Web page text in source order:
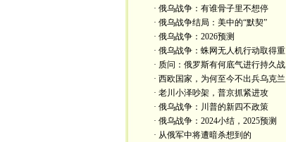
· 俄乌战争：有谁骨子里不想停
· 俄乌战争结局：美中的“默契”
· 俄乌战争：2026预测
· 俄乌战争：蛛网无人机行动取得重
· 质问：俄罗斯有何底气进行持久战
· 西欧国家，为何至今不出兵乌克兰
· 老川小泽吵架，普京抓紧进攻
· 俄乌战争：川普的新四不政策
· 俄乌战争：2024小结，2025预测
· 从俄军中将遭暗杀想到的